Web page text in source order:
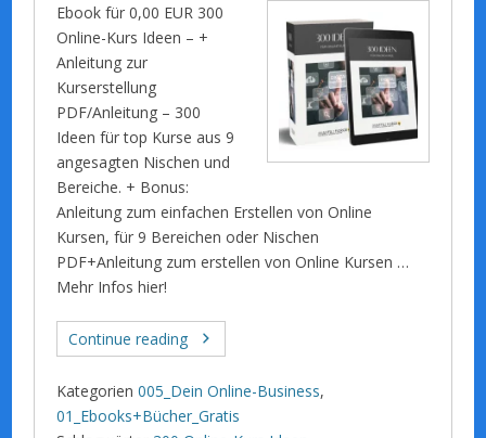
Ebook für 0,00 EUR 300
Online-Kurs Ideen – +
Anleitung zur
Kurserstellung
PDF/Anleitung – 300
Ideen für top Kurse aus 9
angesagten Nischen und
Bereiche. + Bonus:
Anleitung zum einfachen Erstellen von Online
Kursen, für 9 Bereichen oder Nischen
PDF+Anleitung zum erstellen von Online Kursen …
Mehr Infos hier!
Continue reading
Kategorien 005_Dein Online-Business,
01_Ebooks+Bücher_Gratis